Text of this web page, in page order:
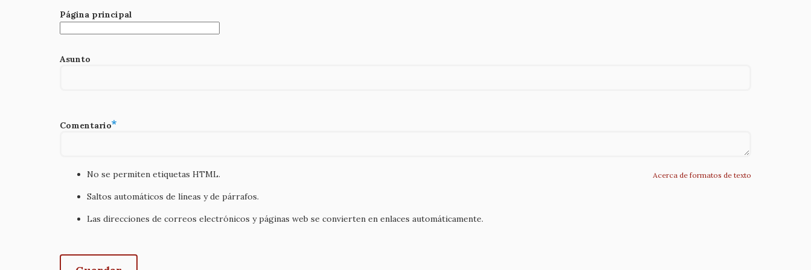
Página principal
Asunto
Comentario
Acerca de formatos de texto
No se permiten etiquetas HTML.
Saltos automáticos de líneas y de párrafos.
Las direcciones de correos electrónicos y páginas web se convierten en enlaces automáticamente.